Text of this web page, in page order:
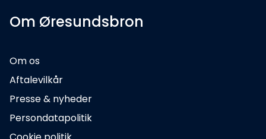
Om Øresundsbron
Om os
Aftalevilkår
Presse & nyheder
Persondatapolitik